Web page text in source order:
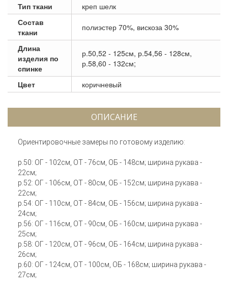
Тип ткани
креп шелк
Состав
ткани
полиэстер 70%, вискоза 30%
Длина
изделия по
спинке
р.50,52 - 125см, р.54,56 - 128см,
р.58,60 - 132см;
Цвет коричневый
ОПИСАНИЕ
Ориентировочные замеры по готовому изделию:
р.50: ОГ - 102см, ОТ - 76см, ОБ - 148см; ширина рукава -
22см;
р.52: ОГ - 106см, ОТ - 80см, ОБ - 152см; ширина рукава -
22см;
р.54: ОГ - 110см, ОТ - 84см, ОБ - 156см; ширина рукава -
24см;
р.56: ОГ - 116см, ОТ - 90см, ОБ - 160см; ширина рукава -
25см;
р.58: ОГ - 120см, ОТ - 96см, ОБ - 164см; ширина рукава -
26см;
р.60: ОГ - 124см, ОТ - 100см, ОБ - 168см; ширина рукава -
27см;